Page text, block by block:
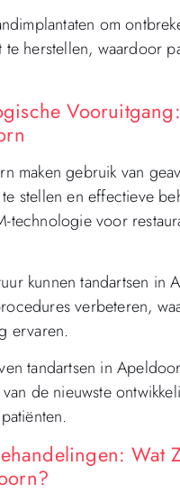
om
herstellen, waardoor
maken gebruik van
stellen en effectieve
technologie voor
kunnen tandartsen in
verbeteren,
ervaren.
tandartsen in
de nieuwste